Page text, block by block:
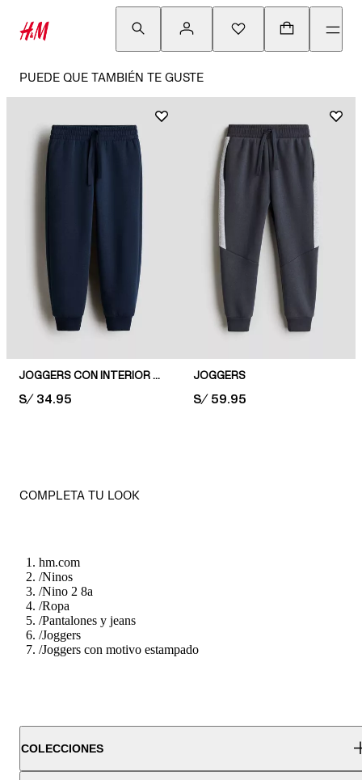
PUEDE QUE TAMBIÉN TE GUSTE
JOGGERS CON INTERIOR CEPILLADO
PRICE:
S/ 34.95
JOGGERS
PRICE:
S/ 59.95
COMPLETA TU LOOK
hm.com
/Ninos
/Nino 2 8a
/Ropa
/Pantalones y jeans
/Joggers
/Joggers con motivo estampado
COLECCIONES